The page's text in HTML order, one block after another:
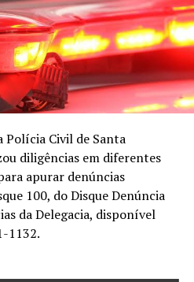
Polícia Civil de Santa
diligências em diferentes
apurar denúncias
100, do Disque Denúncia
da Delegacia, disponível
1132.